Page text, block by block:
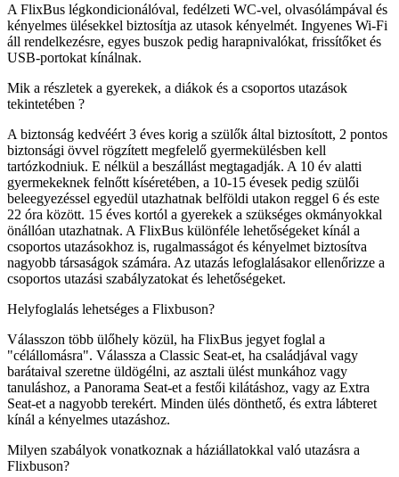
A FlixBus légkondicionálóval, fedélzeti WC-vel, olvasólámpával és
kényelmes ülésekkel biztosítja az utasok kényelmét. Ingyenes Wi-Fi
áll rendelkezésre, egyes buszok pedig harapnivalókat, frissítőket és
USB-portokat kínálnak.
Mik a részletek a gyerekek, a diákok és a csoportos utazások
tekintetében ?
A biztonság kedvéért 3 éves korig a szülők által biztosított, 2 pontos
biztonsági övvel rögzített megfelelő gyermekülésben kell
tartózkodniuk. E nélkül a beszállást megtagadják. A 10 év alatti
gyermekeknek felnőtt kíséretében, a 10-15 évesek pedig szülői
beleegyezéssel egyedül utazhatnak belföldi utakon reggel 6 és este
22 óra között. 15 éves kortól a gyerekek a szükséges okmányokkal
önállóan utazhatnak. A FlixBus különféle lehetőségeket kínál a
csoportos utazásokhoz is, rugalmasságot és kényelmet biztosítva
nagyobb társaságok számára. Az utazás lefoglalásakor ellenőrizze a
csoportos utazási szabályzatokat és lehetőségeket.
Helyfoglalás lehetséges a Flixbuson?
Válasszon több ülőhely közül, ha FlixBus jegyet foglal a
"célállomásra". Válassza a Classic Seat-et, ha családjával vagy
barátaival szeretne üldögélni, az asztali ülést munkához vagy
tanuláshoz, a Panorama Seat-et a festői kilátáshoz, vagy az Extra
Seat-et a nagyobb terekért. Minden ülés dönthető, és extra lábteret
kínál a kényelmes utazáshoz.
Milyen szabályok vonatkoznak a háziállatokkal való utazásra a
Flixbuson?